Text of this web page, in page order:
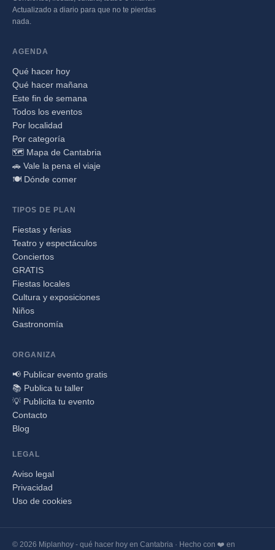
Actualizado a diario para que no te pierdas
nada.
AGENDA
Qué hacer hoy
Qué hacer mañana
Este fin de semana
Todos los eventos
Por localidad
Por categoría
🗺️ Mapa de Cantabria
🚗 Vale la pena el viaje
🍽️ Dónde comer
TIPOS DE PLAN
Fiestas y ferias
Teatro y espectáculos
Conciertos
GRATIS
Fiestas locales
Cultura y exposiciones
Niños
Gastronomía
ORGANIZA
📢 Publicar evento gratis
📚 Publica tu taller
💡 Publicita tu evento
Contacto
Blog
LEGAL
Aviso legal
Privacidad
Uso de cookies
© 2026 Miplanhoy - qué hacer hoy en Cantabria · Hecho con ❤️ en